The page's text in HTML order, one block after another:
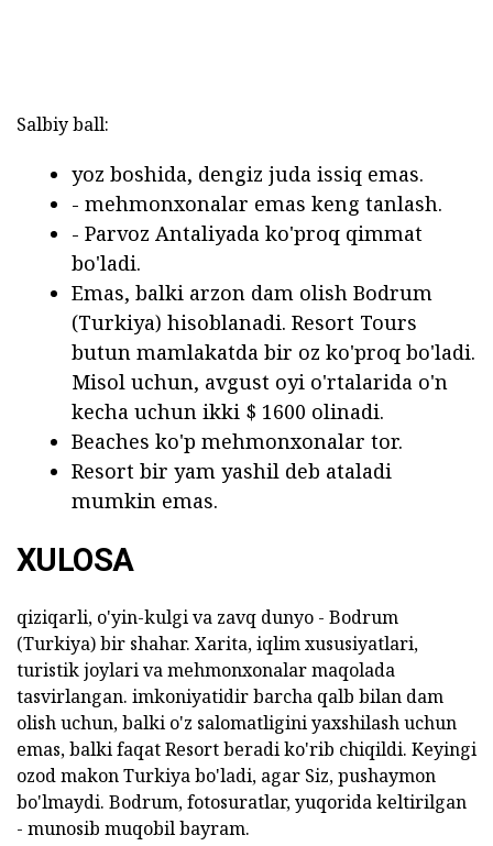
Salbiy ball:
yoz boshida, dengiz juda issiq emas.
- mehmonxonalar emas keng tanlash.
- Parvoz Antaliyada ko'proq qimmat
bo'ladi.
Emas, balki arzon dam olish Bodrum
(Turkiya) hisoblanadi. Resort Tours
butun mamlakatda bir oz ko'proq bo'ladi.
Misol uchun, avgust oyi o'rtalarida o'n
kecha uchun ikki $ 1600 olinadi.
Beaches ko'p mehmonxonalar tor.
Resort bir yam yashil deb ataladi
mumkin emas.
XULOSA
qiziqarli, o'yin-kulgi va zavq dunyo - Bodrum
(Turkiya) bir shahar. Xarita, iqlim xususiyatlari,
turistik joylari va mehmonxonalar maqolada
tasvirlangan. imkoniyatidir barcha qalb bilan dam
olish uchun, balki o'z salomatligini yaxshilash uchun
emas, balki faqat Resort beradi ko'rib chiqildi. Keyingi
ozod makon Turkiya bo'ladi, agar Siz, pushaymon
bo'lmaydi. Bodrum, fotosuratlar, yuqorida keltirilgan
- munosib muqobil bayram.